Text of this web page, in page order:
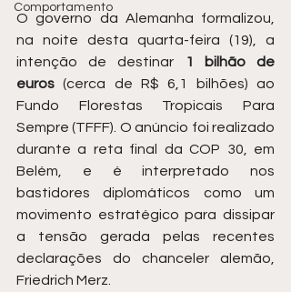
Comportamento
O governo da Alemanha formalizou,
na noite desta quarta-feira (19), a
intenção de destinar
1 bilhão de
euros (cerca de R$ 6,1 bilhões) ao
Fundo Florestas Tropicais Para
Sempre (TFFF). O anúncio foi realizado
durante a reta final da COP 30, em
Belém, e é interpretado nos
bastidores diplomáticos como um
movimento estratégico para dissipar
a tensão gerada pelas recentes
declarações do chanceler alemão,
Friedrich Merz.